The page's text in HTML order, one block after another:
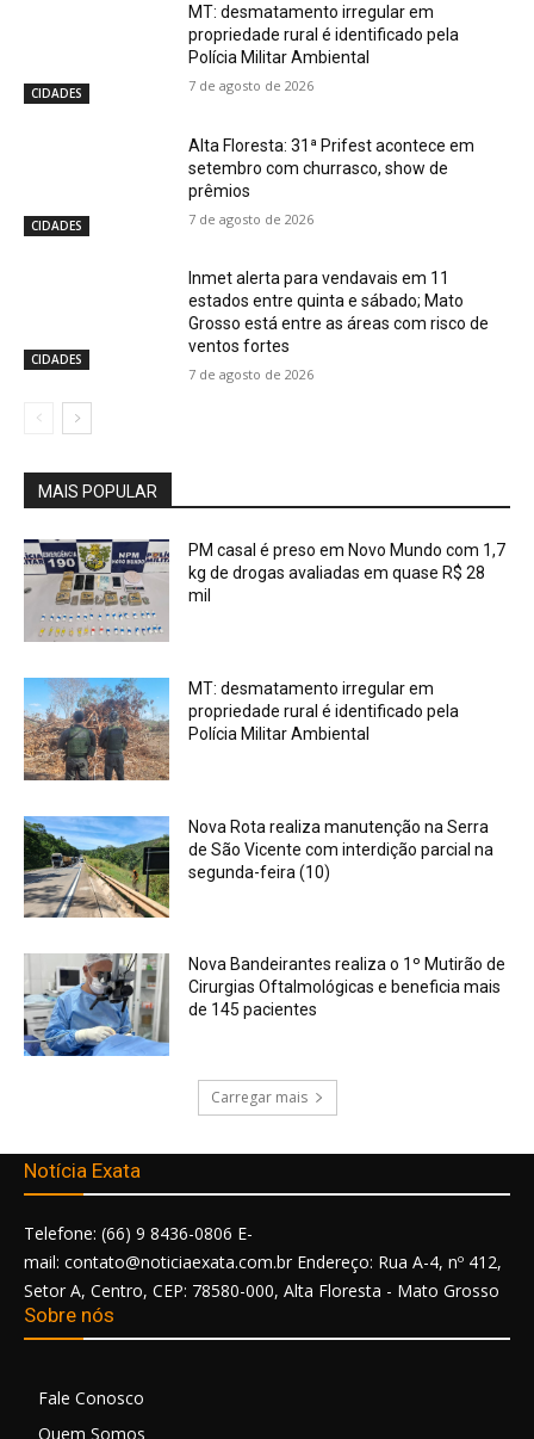
CIDADES
MT: desmatamento irregular em
propriedade rural é identificado pela
Polícia Militar Ambiental
7 de agosto de 2026
CIDADES
Alta Floresta: 31ª Prifest acontece em
setembro com churrasco, show de
prêmios
7 de agosto de 2026
CIDADES
Inmet alerta para vendavais em 11
estados entre quinta e sábado; Mato
Grosso está entre as áreas com risco de
ventos fortes
7 de agosto de 2026
MAIS POPULAR
PM casal é preso em Novo Mundo com 1,7
kg de drogas avaliadas em quase R$ 28
mil
MT: desmatamento irregular em
propriedade rural é identificado pela
Polícia Militar Ambiental
Nova Rota realiza manutenção na Serra
de São Vicente com interdição parcial na
segunda-feira (10)
Nova Bandeirantes realiza o 1º Mutirão de
Cirurgias Oftalmológicas e beneficia mais
de 145 pacientes
Carregar mais
Notícia Exata
Telefone: (66) 9 8436-0806 E-
mail: contato@noticiaexata.com.br Endereço: Rua A-4, nº 412,
Setor A, Centro, CEP: 78580-000, Alta Floresta - Mato Grosso
Sobre nós
Fale Conosco
Quem Somos